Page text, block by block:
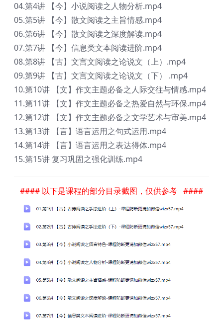
04.第4讲 【今】小说阅读之人物分析.mp4
05.第5讲 【今】散文阅读之主旨情感.mp4
06.第6讲 【今】散文阅读之深度解读.mp4
07.第7讲 【今】信息类文本阅读进阶.mp4
08.第8讲 【古】文言文阅读之论说文（上）.mp4
09.第9讲 【古】文言文阅读之论说文（下） .mp4
10.第10讲 【文】作文主题必备之人际交往与情感.mp4
11.第11讲 【文】作文主题必备之热爱自然与环保.mp4
12.第12讲 【文】作文主题必备之文学艺术与审美.mp4
13.第13讲 【言】语言运用之句式运用.mp4
14.第14讲 【言】语言运用之表达得体.mp4
15.第15讲 复习巩固之强化训练.mp4
#### 以下是课程的部分目录截图，仅供参考 ####